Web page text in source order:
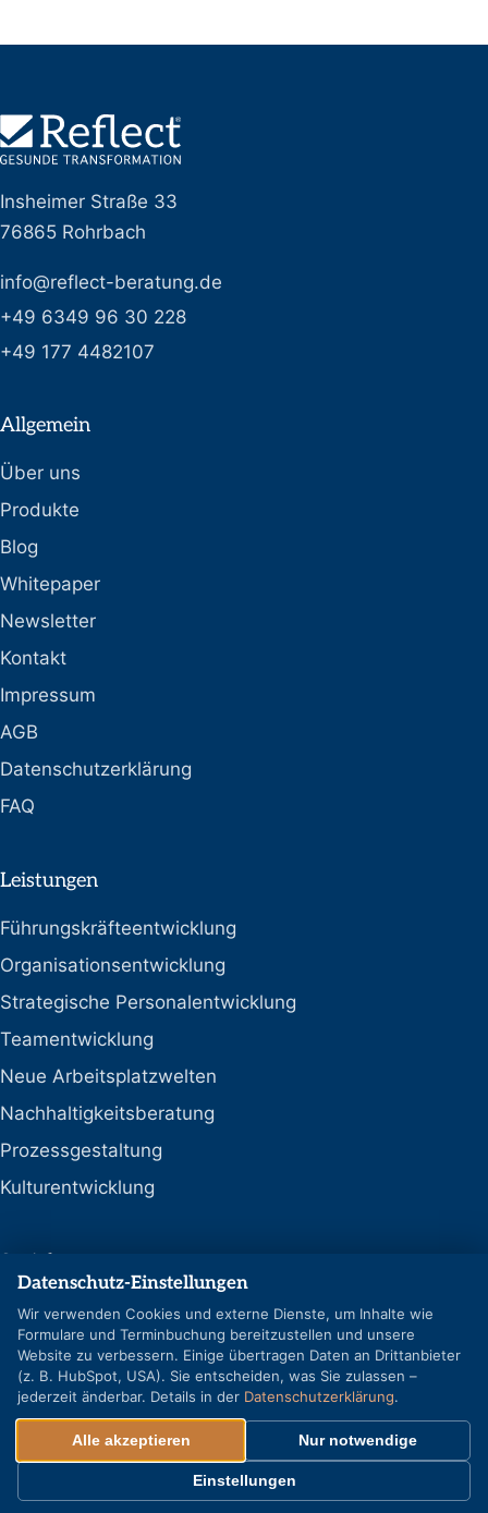
Insheimer Straße 33
76865 Rohrbach
info@reflect-beratung.de
+49 6349 96 30 228
+49 177 4482107
Allgemein
Über uns
Produkte
Blog
Whitepaper
Newsletter
Kontakt
Impressum
AGB
Datenschutzerklärung
FAQ
Leistungen
Führungskräfteentwicklung
Organisationsentwicklung
Strategische Personalentwicklung
Teamentwicklung
Neue Arbeitsplatzwelten
Nachhaltigkeitsberatung
Prozessgestaltung
Kulturentwicklung
Social
LinkedIn
Google-Profil
© REFLECT GmbH & Co. KG – Alle Rechte vorbehalten
Datenschutz-Einstellungen
Wir verwenden Cookies und externe Dienste, um Inhalte wie
Formulare und Terminbuchung bereitzustellen und unsere
Website zu verbessern. Einige übertragen Daten an Drittanbieter
(z. B. HubSpot, USA). Sie entscheiden, was Sie zulassen –
jederzeit änderbar. Details in der Datenschutzerklärung.
Alle akzeptieren Nur notwendige
Einstellungen